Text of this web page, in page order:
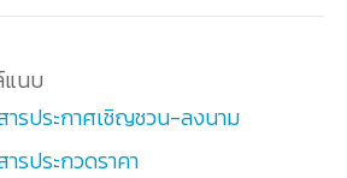
แนบ
ารประกาศเชิญชวน-ลงนาม
รประกวดราคา